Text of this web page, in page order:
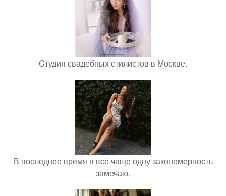
Cтудия свадебных стилистов в Москве.
В последнее время я всё чаще одну закономерность
замечаю.